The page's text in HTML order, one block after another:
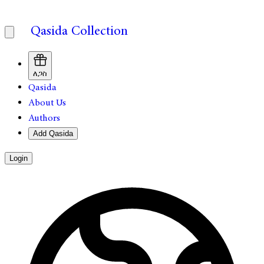
Qasida Collection
ለጋስ
Qasida
About Us
Authors
Add Qasida
Login